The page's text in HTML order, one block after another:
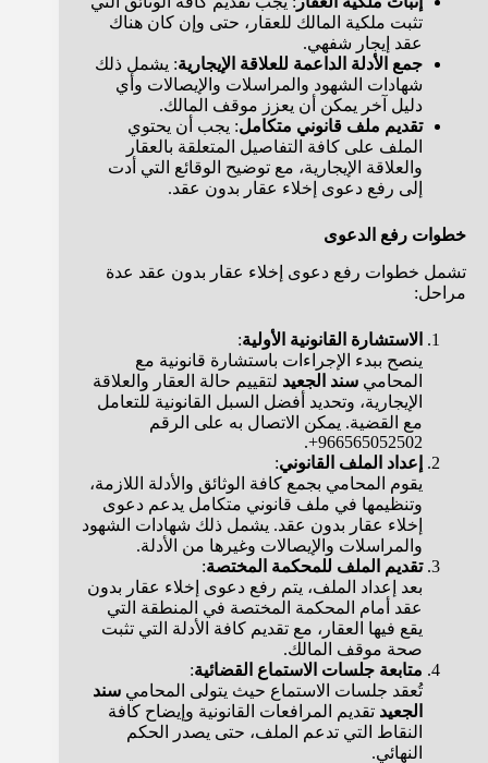
تثبت ملكية المالك للعقار، حتى وإن كان هناك
عقد إيجار شفهي.
جمع الأدلة الداعمة للعلاقة الإيجارية: يشمل ذلك
شهادات الشهود والمراسلات والإيصالات وأي
دليل آخر يمكن أن يعزز موقف المالك.
تقديم ملف قانوني متكامل: يجب أن يحتوي
الملف على كافة التفاصيل المتعلقة بالعقار
والعلاقة الإيجارية، مع توضيح الوقائع التي أدت
إلى رفع دعوى إخلاء عقار بدون عقد.
خطوات رفع الدعوى
تشمل خطوات رفع دعوى إخلاء عقار بدون عقد عدة
مراحل:
الاستشارة القانونية الأولية:
ينصح ببدء الإجراءات باستشارة قانونية مع
المحامي سند الجعيد لتقييم حالة العقار والعلاقة
الإيجارية، وتحديد أفضل السبل القانونية للتعامل
مع القضية. يمكن الاتصال به على الرقم
966565052502+.
إعداد الملف القانوني:
يقوم المحامي بجمع كافة الوثائق والأدلة اللازمة،
وتنظيمها في ملف قانوني متكامل يدعم دعوى
إخلاء عقار بدون عقد. يشمل ذلك شهادات الشهود
والمراسلات والإيصالات وغيرها من الأدلة.
تقديم الملف للمحكمة المختصة:
بعد إعداد الملف، يتم رفع دعوى إخلاء عقار بدون
عقد أمام المحكمة المختصة في المنطقة التي
يقع فيها العقار، مع تقديم كافة الأدلة التي تثبت
صحة موقف المالك.
متابعة جلسات الاستماع القضائية:
تُعقد جلسات الاستماع حيث يتولى المحامي سند
الجعيد تقديم المرافعات القانونية وإيضاح كافة
النقاط التي تدعم الملف، حتى يصدر الحكم
النهائي.